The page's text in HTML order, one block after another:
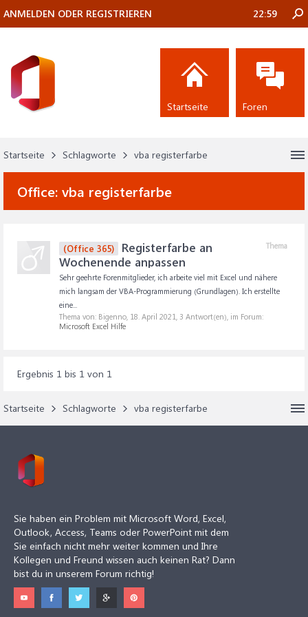
Startseite Schlagworte vba registerfarbe
Office: vba registerfarbe
Thema
(Office 365)
Registerfarbe an
Wochenende anpassen
Sehr geehrte Forenmitglieder, ich arbeite viel mit Excel und nähere
mich langsam der VBA-Programmierung (Grundlagen). Ich erstellte
eine...
Thema von: Bigenno, 18. April 2021, 3 Antwort(en), im Forum:
Microsoft Excel Hilfe
Ergebnis 1 bis 1 von 1
Startseite Schlagworte vba registerfarbe
ANMELDEN ODER REGISTRIEREN 22:59
Startseite Foren
Sie haben ein Problem mit Microsoft Word, Excel,
Outlook, Access, Teams oder PowerPoint mit dem
Sie einfach nicht mehr weiter kommen und Ihre
Kollegen und Freund wissen auch keinen Rat? Dann
bist du in unserem Forum richtig!